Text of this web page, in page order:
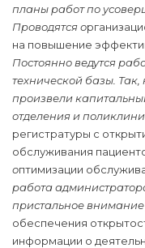
планы работ по
Проводятся о
на повышение
Постоянно ведутся
технической базы.
произвели
отделения и
регистратуры с
обслуживания
оптимизации
работа
пристальное
обеспечения
информации о